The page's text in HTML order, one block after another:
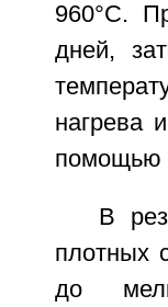
960°C.
дней,
нагрева
помощью
В
плотных
до